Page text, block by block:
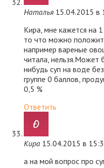
Наталья 15.04.2015 в
Кира, мне кажется на 1
то что можно
например вареные
читала, нельзя.Может
нибудь суп на воде
группе 0 баллов,
0,5 %
Ответить
Кира 15.04.2015 в
а на мой вопрос про